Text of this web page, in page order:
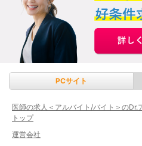
PCサイト
医師の求人＜アルバイト/バイト＞のDr.
トップ
運営会社